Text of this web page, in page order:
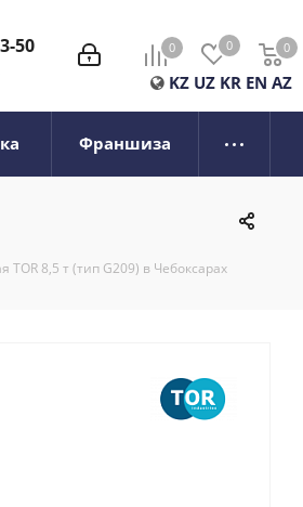
0 0 0
0
KZ UZ KR EN AZ
50
Франшиза
TOR 8,5 т (тип G209) в Чебоксарах